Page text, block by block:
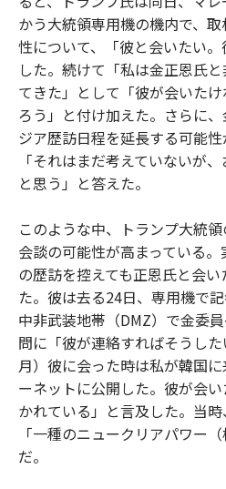
かう大統領専用機の機内で、
性について、「彼と会いたい
した。続けて「私は金正恩氏
てきた」として「彼が会いた
ろう」と付け加えた。さらに
ジア歴訪日程を延長する可能
「それはまだ考えていないが
と思う」と答えた。
このような中、トランプ大統
会談の可能性が高まっている
の歴訪を控えても正恩氏と会
た。彼は去る24日、専用機で
中非武装地帯（DMZ）で金委
問に「彼が連絡すればそうし
月）彼に会った時は私が韓国
ーネットに公開した。彼が会
かれている」と言及した。当
「一種のニュークリアパワー
だ。